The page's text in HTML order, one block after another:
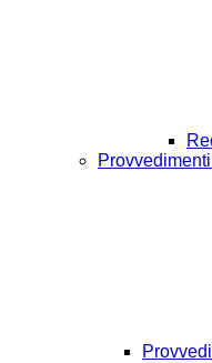
Provvedimenti